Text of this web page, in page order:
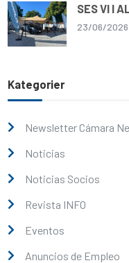
SES VI I
23/06/2026
Kategorier
Newsletter Cámara
Noticias
Noticias Socios
Revista INFO
Eventos
Anuncios de Empleo